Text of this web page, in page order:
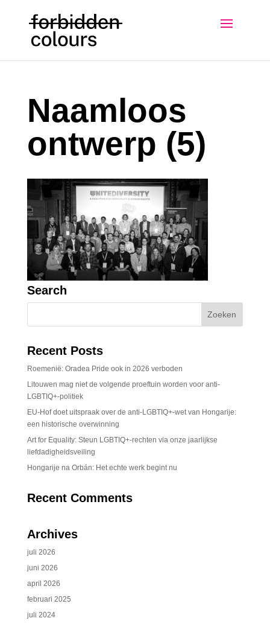
Naamloos
ontwerp (5)
Search
Recent Posts
Roemenië: Oradea Pride ook in 2026 verboden
Litouwen mag niet de volgende proeftuin worden voor anti-
LGBTIQ+-politiek
EU-Hof doet uitspraak over de anti-LGBTIQ+-wet van Hongarije:
een historische overwinning
Art for Equality: Steun LGBTIQ+-rechten via onze jaarlijkse
liefdadigheidsveiling
Hongarije na Orbán: Het echte werk begint nu
Recent Comments
Archives
juli 2026
juni 2026
april 2026
februari 2025
juli 2024